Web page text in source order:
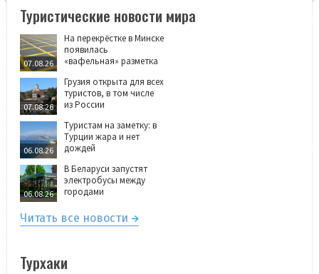
Туристические новости мира
07.08.26
На перекрёстке в Минске
появилась
«вафельная» разметка
07.08.26
Грузия открыта для всех
туристов, в том числе
из России
06.08.26
Туристам на заметку: в
Турции жара и нет
дождей
06.08.26
В Беларуси запустят
электробусы между
городами
Читать все новости
Турхаки